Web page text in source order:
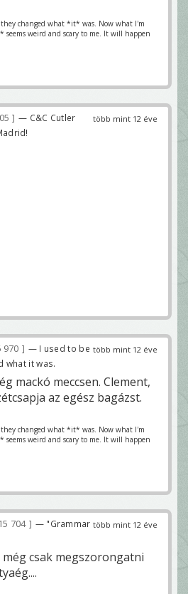
changed what *it* was. Now what I'm
weird and scary to me. It will happen
több mint 12 éve
— C&C Cutler
több mint 12 éve
970
— I used to be
what it was.
mackó meccsen. Clement,
az egész bagázst.
changed what *it* was. Now what I'm
weird and scary to me. It will happen
több mint 12 éve
15 704
— "Grammar
csak megszorongatni